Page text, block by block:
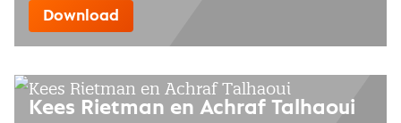
Download
Kees Rietman en Achraf Talhaoui